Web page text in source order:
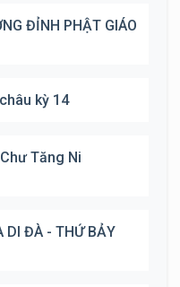
ĐỈNH PHẬT GIÁO
kỳ 14
Tăng Ni
DI ĐÀ - THỨ BẢY